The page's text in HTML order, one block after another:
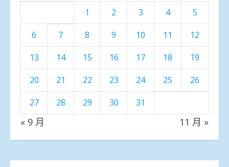
1 2 3 4
5
6
7 8 9 10 11
12
13
14 15 16 17 18
19
20
21 22 23 24 25
26
27
28 29 30 31
« 9 月 11 月 »